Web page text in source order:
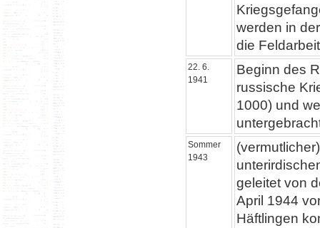
werden in
die
22. 6.
1941
Beginn des
russische
1000) und
Sommer
1943
geleitet von
April 1944
Häftlingen